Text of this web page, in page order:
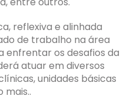
reflexiva e alinhada
de trabalho na área
enfrentar os desafios da
atuar em diversos
unidades básicas
mais..